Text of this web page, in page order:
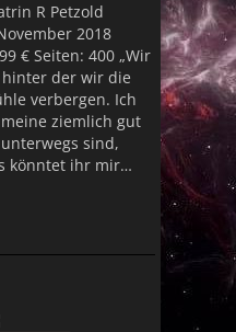
R Petzold
2018
€ Seiten: 400 „Wir
der wir die
verbergen. Ich
ziemlich gut
sind,
könntet ihr mir…